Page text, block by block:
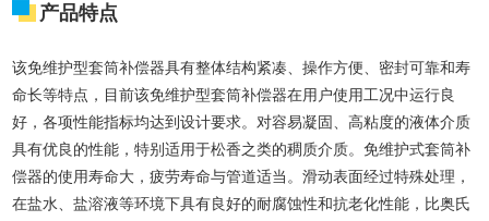
产品特点
该免维护型套筒补偿器具有整体结构紧凑、操作方便、密封可靠和寿
命长等特点，目前该免维护型套筒补偿器在用户使用工况中运行良
好，各项性能指标均达到设计要求。对容易凝固、高粘度的液体介质
具有优良的性能，特别适用于松香之类的稠质介质。免维护式套筒补
偿器的使用寿命大，疲劳寿命与管道适当。滑动表面经过特殊处理，
在盐水、盐溶液等环境下具有良好的耐腐蚀性和抗老化性能，比奥氏